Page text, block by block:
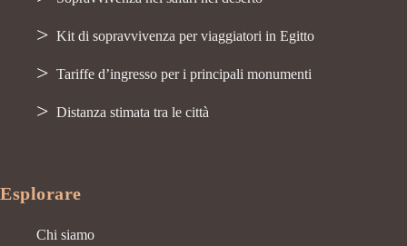
Kit di sopravvivenza per viaggiatori in Egitto
Tariffe d’ingresso per i principali monumenti
Distanza stimata tra le città
Esplorare
Chi siamo